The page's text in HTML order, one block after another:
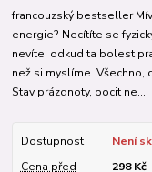
francouzský bestseller
energie? Necítíte se
nevíte, odkud ta bolest
než si myslíme. Všechno,
Stav prázdnoty, pocit ne...
Dostupnost
Není
Cena před
298 Kč